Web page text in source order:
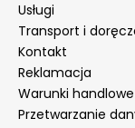
Usługi
Transport i
Kontakt
Reklamacja
Warunki handlowe
Przetwarzanie